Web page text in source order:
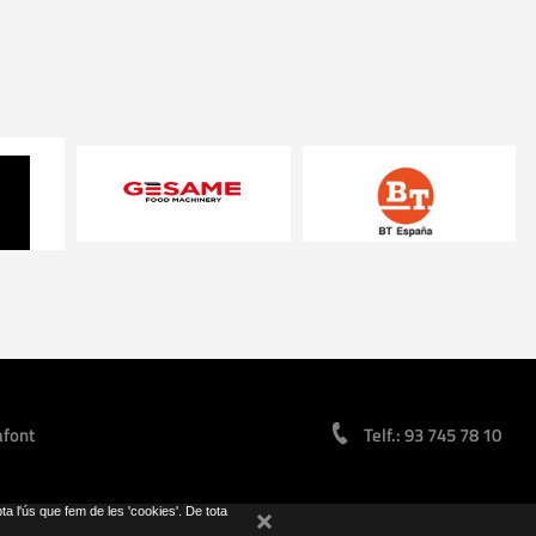
l'ús que fem de les 'cookies'. De tota
Telf.: 93 745 78 10